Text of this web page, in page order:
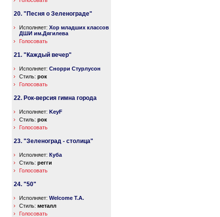
20. "Песня о Зеленограде"
Исполняет: Хор младших классов
ДШИ им.Дягилева
Голосовать
21. "Каждый вечер"
Исполняет: Снорри Стурлусон
Стиль: рок
Голосовать
22. Рок-версия гимна города
Исполняет: KeyF
Стиль: рок
Голосовать
23. "Зеленоград - столица"
Исполняет: Куба
Стиль: регги
Голосовать
24. "50"
Исполняет: Welcome T.A.
Стиль: металл
Голосовать